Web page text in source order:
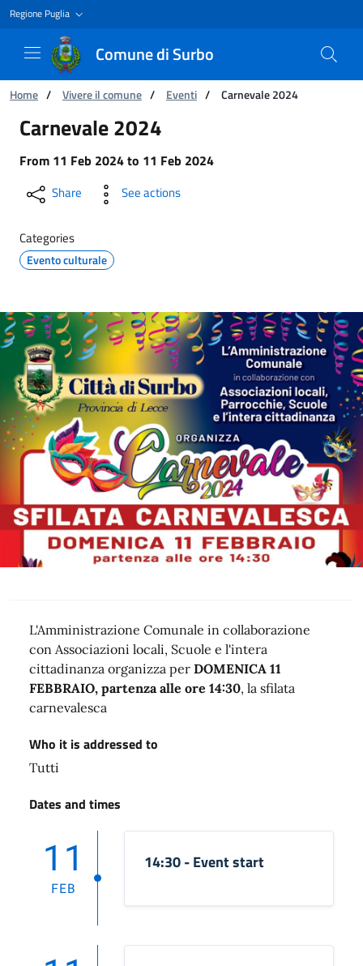
Regione Puglia
Comune di Surbo
You are:
Home / Vivere il comune / Eventi / Carnevale 2024
Carnevale 2024
Carnevale 2024
From 11 Feb 2024to 11 Feb 2024
Share See actions
Categories
Evento culturale
L'Amministrazione Comunale in collaborazione
con Associazioni locali, Scuole e l'intera
cittadinanza organizza per DOMENICA 11
FEBBRAIO, partenza alle ore 14:30, la sfilata
carnevalesca
Who it is addressed to
Tutti
Dates and times
11
FEB
14:30 - Event start